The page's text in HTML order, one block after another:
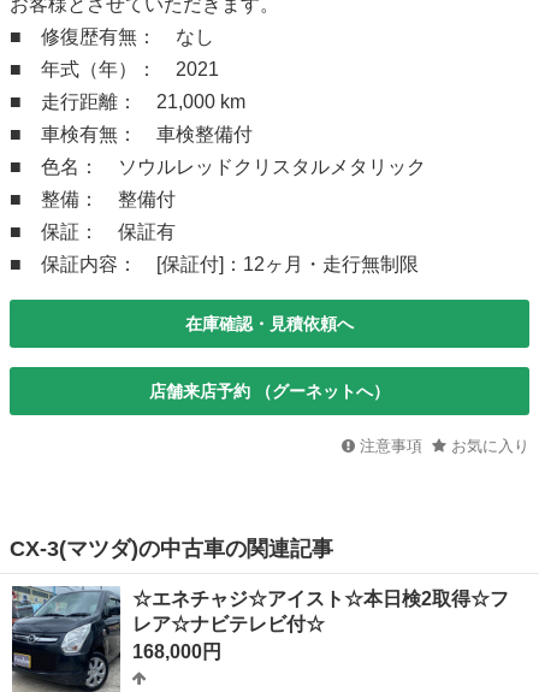
■ 修復歴有無： なし
■ 年式（年）： 2021
■ 走行距離： 21,000 km
■ 車検有無： 車検整備付
■ 色名： ソウルレッドクリスタルメタリック
■ 整備： 整備付
■ 保証： 保証有
■ 保証内容： [保証付]：12ヶ月・走行無制限
在庫確認・見積依頼へ
店舗来店予約 （グーネットへ）
注意事項 お気に入り
CX-3(マツダ)の中古車の関連記事
☆エネチャジ☆アイスト☆本日検2取得☆フ
レア☆ナビテレビ付☆
168,000円